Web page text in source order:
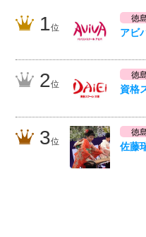
1位
徳
アビ
2位
徳
資格
3位
徳
佐藤